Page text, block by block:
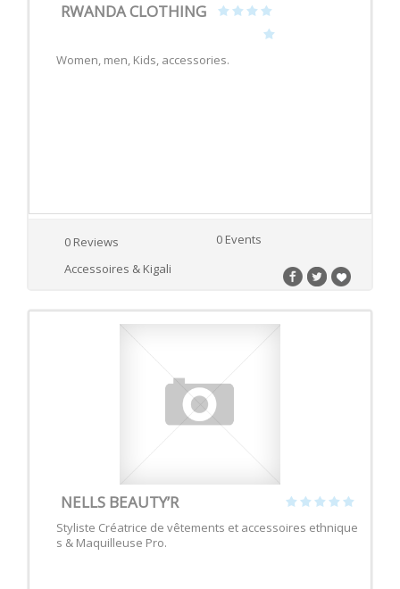
RWANDA CLOTHING
Women, men, Kids, accessories.
0 Reviews
0 Events
Accessoires & Kigali
NELLS BEAUTY’R
Styliste Créatrice de vêtements et accessoires ethnique
s & Maquilleuse Pro.